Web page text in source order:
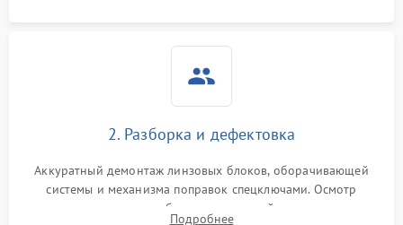
2. Разборка и дефектовка
Аккуратный демонтаж линзовых блоков, оборачивающей
системы и механизма поправок спецключами. Осмотр
внутренних резьбовых соединений, пружин и
Подробнее